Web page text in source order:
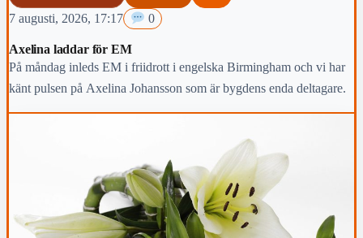
7 augusti, 2026, 17:17 0
Axelina laddar för EM
På måndag inleds EM i friidrott i engelska Birmingham och vi har
känt pulsen på Axelina Johansson som är bygdens enda deltagare.